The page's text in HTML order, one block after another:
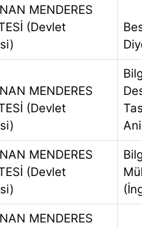
MENDERES
(Devlet
MENDERES
(Devlet
MENDERES
(Devlet
MENDERES